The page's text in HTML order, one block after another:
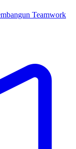
Teamwork